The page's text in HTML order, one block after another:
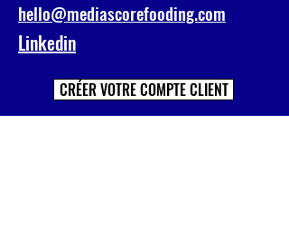
hello@mediascorefooding.com
Linkedin
CRÉER VOTRE COMPTE CLIENT